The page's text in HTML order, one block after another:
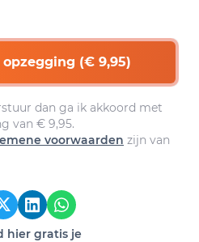
(€ 9,95)
dan ga ik akkoord met
van € 9,95.
voorwaarden zijn van
hier gratis je